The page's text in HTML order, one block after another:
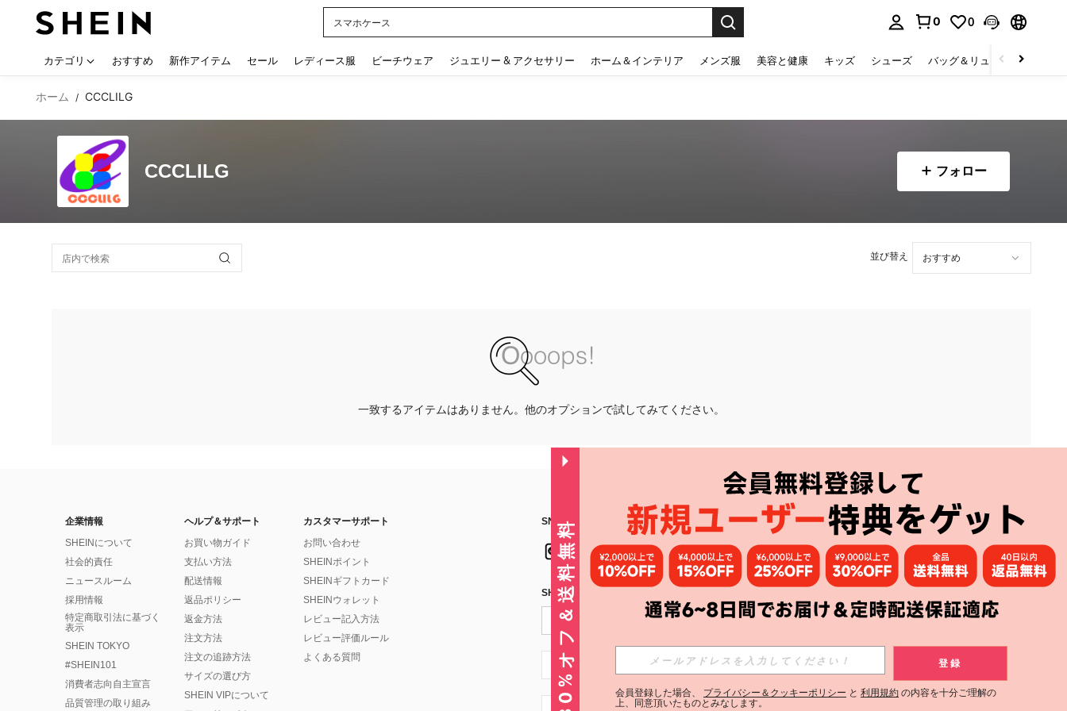
スマホケース
0 0
カテゴリ おすすめ 新作アイテム セール レディース服 ビーチウェア ジュエリー & アクセサリー ホーム＆インテリア メンズ服 美容と健康 キッズ シューズ バッグ＆リュック
ホーム / CCCLILG
CCCLILG フォロー
並び替え
一致するアイテムはありません。他のオプションで試してみてください。
企業情報
SHEINについて
社会的責任
ニュースルーム
採用情報
特定商取引法に基づく
表示
SHEIN TOKYO
#SHEIN101
消費者志向自主宣言
品質管理の取り組み
ヘルプ＆サポート
お買い物ガイド
支払い方法
配送情報
返品ポリシー
返金方法
注文方法
注文の追跡方法
サイズの選び方
SHEIN VIPについて
カスタマーサポート
お問い合わせ
SHEINポイント
SHEINギフトカード
SHEINウォレット
レビュー記入方法
レビュー評価ルール
よくある質問
SNSフォローはこちら： アプリ
SHEIN STYLE NEWSを購読する
購読
JP + 81 登録する
30%オフ＆送料無料 登録
会員登録した場合、 プライバシー＆クッキーポリシー と 利用規約 の内容を十分ご理解の
上、同意頂いたものとみなします。